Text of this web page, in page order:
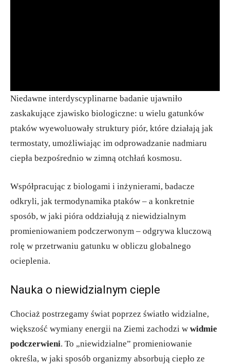
Niedawne interdyscyplinarne badanie ujawniło
zaskakujące zjawisko biologiczne: u wielu gatunków
ptaków wyewoluowały struktury piór, które działają jak
termostaty, umożliwiając im odprowadzanie nadmiaru
ciepła bezpośrednio w zimną otchłań kosmosu.
Współpracując z biologami i inżynierami, badacze
odkryli, jak termodynamika ptaków – a konkretnie
sposób, w jaki pióra oddziałują z niewidzialnym
promieniowaniem podczerwonym – odgrywa kluczową
rolę w przetrwaniu gatunku w obliczu globalnego
ocieplenia.
Nauka o niewidzialnym cieple
Chociaż postrzegamy świat poprzez światło widzialne,
większość wymiany energii na Ziemi zachodzi w widmie
podczerwieni. To „niewidzialne” promieniowanie
określa, w jaki sposób organizmy absorbują ciepło ze